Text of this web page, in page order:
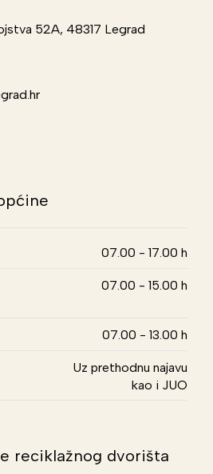
52A, 48317 Legrad
07.00 - 17.00 h
07.00 - 15.00 h
07.00 - 13.00 h
Uz prethodnu najavu
kao i JUO
reciklažnog dvorišta